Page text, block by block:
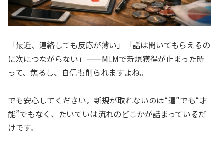
「最近、連絡しても反応が薄い」「話は聞いてもらえるの
に次につながらない」——MLMで新規獲得が止まった時
って、焦るし、自信も削られますよね。
でも安心してください。新規が取れないのは“運”でも“才
能”でもなく、たいていは流れのどこかが詰まっているだ
けです。